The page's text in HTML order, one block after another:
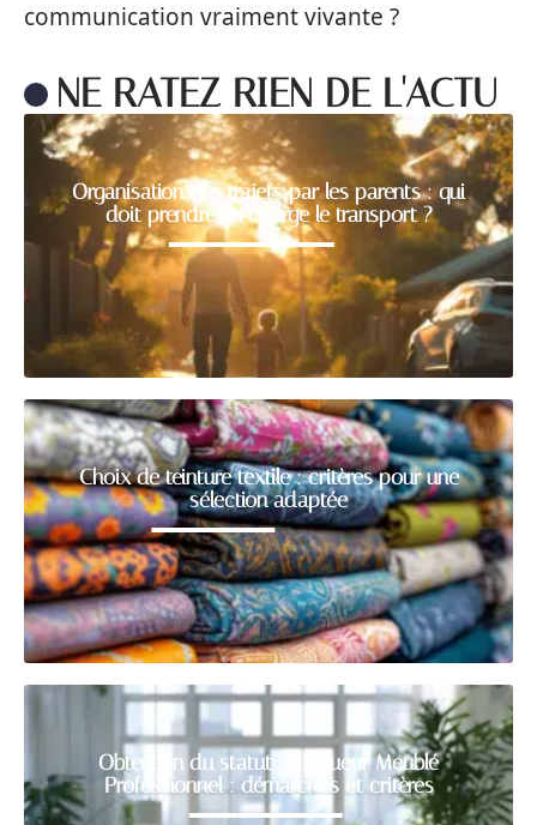
communication vraiment vivante ?
NE RATEZ RIEN DE L'ACTU
Organisation des trajets par les parents : qui
doit prendre en charge le transport ?
Choix de teinture textile : critères pour une
sélection adaptée
Obtention du statut de Loueur Meublé
Professionnel : démarches et critères